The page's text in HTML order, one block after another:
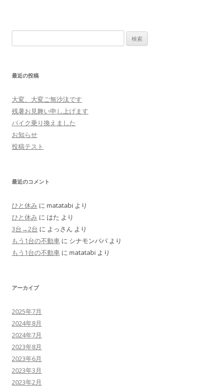
索:
最近の投稿
大変、大変ご無沙汰です
残暑お見舞い申し上げます
バイク乗り換えました
お知らせ
投稿テスト
最近のコメント
ひと休み に matatabi より
ひと休み に はた より
3台→2台 に よっさん より
もう1台の不動車 に シナモンパパ より
もう1台の不動車 に matatabi より
アーカイブ
2025年7月
2024年8月
2024年7月
2023年8月
2023年6月
2023年3月
2023年2月